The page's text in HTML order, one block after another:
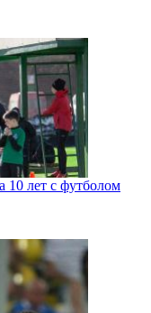
10 лет с футболом